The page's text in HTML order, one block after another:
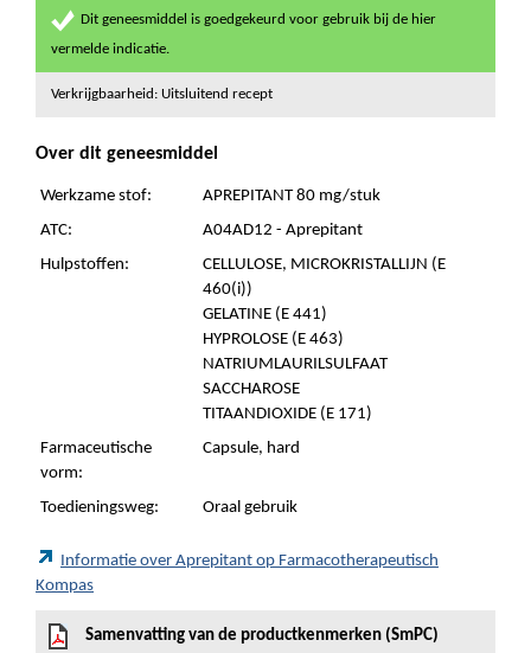
Dit geneesmiddel is goedgekeurd voor gebruik bij de hier
vermelde indicatie.
Verkrijgbaarheid: Uitsluitend recept
Over dit geneesmiddel
Werkzame stof:
APREPITANT 80 mg/stuk
ATC:
A04AD12 - Aprepitant
Hulpstoffen:
CELLULOSE, MICROKRISTALLIJN (E
460(i))
GELATINE (E 441)
HYPROLOSE (E 463)
NATRIUMLAURILSULFAAT
SACCHAROSE
TITAANDIOXIDE (E 171)
Farmaceutische
vorm:
Capsule, hard
Toedieningsweg: Oraal gebruik
Informatie over Aprepitant op Farmacotherapeutisch
Kompas
Samenvatting van de productkenmerken (SmPC)